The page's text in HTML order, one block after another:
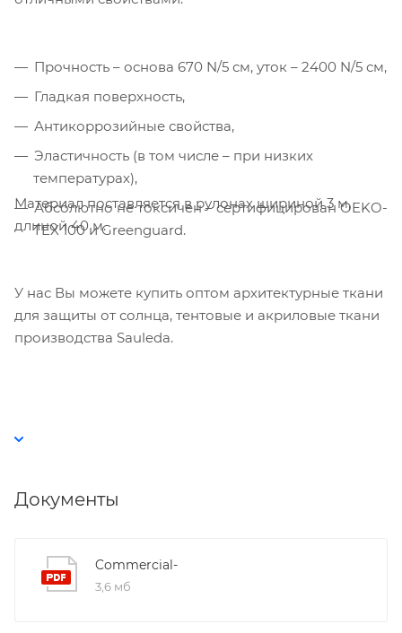
Прочность – основа 670 N/5 см, уток – 2400 N/5 см,
Гладкая поверхность,
Антикоррозийные свойства,
Эластичность (в том числе – при низких
температурах),
Абсолютно не токсичен – сертифицирован OEKO-
TEX 100 и Greenguard.
Материал поставляется в рулонах шириной 3 м,
длиной 40 м.
У нас Вы можете купить оптом архитектурные ткани
для защиты от солнца, тентовые и акриловые ткани
производства Sauleda.
Документы
Commercial-
3,6 мб
взаимодействие с ним. Подробнее - в
Политике. Подтвердите ваше согласие,
Принять